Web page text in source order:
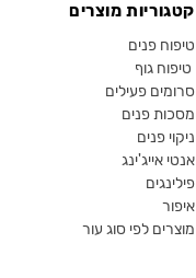
קטגוריות מוצרים
טיפוח פנים
טיפוח גוף
סרומים פעילים
מסכות פנים
ניקוי פנים
אנטי אייג'ינג
פילינגים
איפור
מוצרים לפי סוג עור